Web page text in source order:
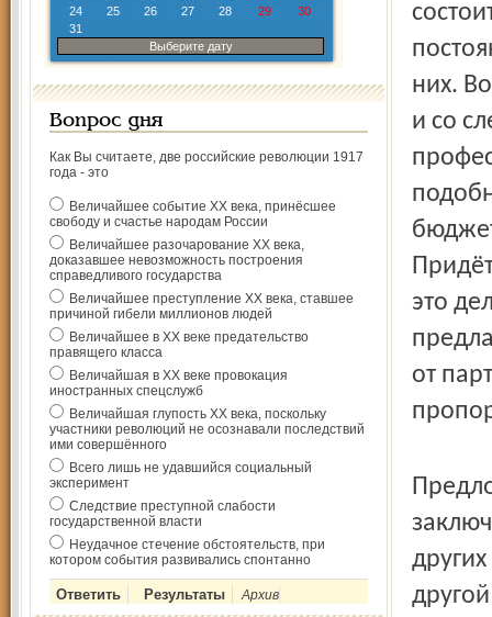
24
25 26 27 28 29
30
31
Выберите дату
Вопрос дня
Как Вы считаете, две российские революции 1917
года - это
Величайшее событие ХХ века, принёсшее
свободу и счастье народам России
Величайшее разочарование ХХ века,
доказавшее невозможность построения
справедливого государства
Величайшее преступление ХХ века, ставшее
причиной гибели миллионов людей
Величайшее в ХХ веке предательство
правящего класса
Величайшая в ХХ веке провокация
иностранных спецслужб
Величайшая глупость ХХ века, поскольку
участники революций не осознавали последствий
ими совершённого
Всего лишь не удавшийся социальный
эксперимент
Следствие преступной слабости
государственной власти
Неудачное стечение обстоятельств, при
котором события развивались спонтанно
Архив
них.
и со
это
от